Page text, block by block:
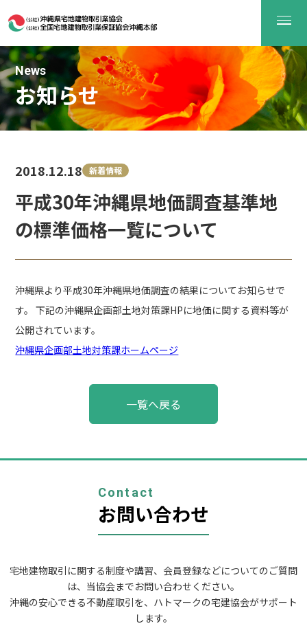
News
お知らせ
平成30年沖縄県地価調査基準地
の標準価格一覧について
2018.12.18 新着情報
沖縄県より平成30年沖縄県地価調査の結果についてお知らせで
す。 下記の沖縄県企画部土地対策課HPに地価に関する資料等が
公開されています。
沖縄県企画部土地対策課ホームページ
ー
一覧へ戻る
Contact
お問い合わせ
宅地建物取引に関する制度や講習、会員登録などについてのご質問
は、当協会までお問い合わせください。
沖縄の安心できる不動産取引を、ハトマークの宅建協会がサポート
します。